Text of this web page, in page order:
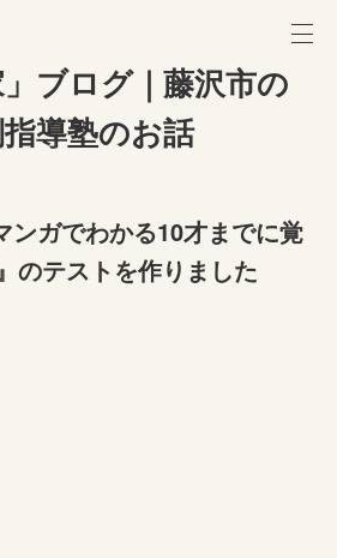
」ブログ｜藤沢市の
導塾のお話
ンガでわかる10才までに覚
のテストを作りました